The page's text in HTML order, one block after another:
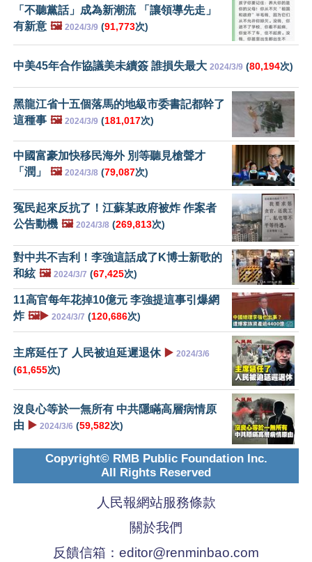
「不聽黨話」成為新潮流 「讓領導先走」
有新意 🖼️ 2024/3/9 (91,773次)
中美45年合作協議美未續簽 誰損失最大 2024/3/9 (80,194次)
黑龍江省十五個落馬的地級市委書記都幹了
這種事 🖼️ 2024/3/9 (181,017次)
中國富豪加快移民海外 別等聽見槍聲才
「潤」
🖼️ 2024/3/8 (79,087次)
冤民起來反抗了！江蘇某政府被炸 作案者
公告動機 🖼️ 2024/3/8 (269,813次)
對中共不吉利！李強這話成了K博士新歌的
和絃 🖼️ 2024/3/7 (67,425次)
11高官每年花掉10億元 李強提這事引爆網
炸 🖼️▶️ 2024/3/7 (120,686次)
主席延任了 人民被迫延遲退休 ▶️ 2024/3/6
(61,655次)
沒良心等於一無所有 中共隱瞞高層病情原
由 ▶️ 2024/3/6 (59,582次)
Copyright© RMB Public Foundation Inc.
All Rights Reserved
人民報網站服務條款
關於我們
反饋信箱： editor@renminbao.com